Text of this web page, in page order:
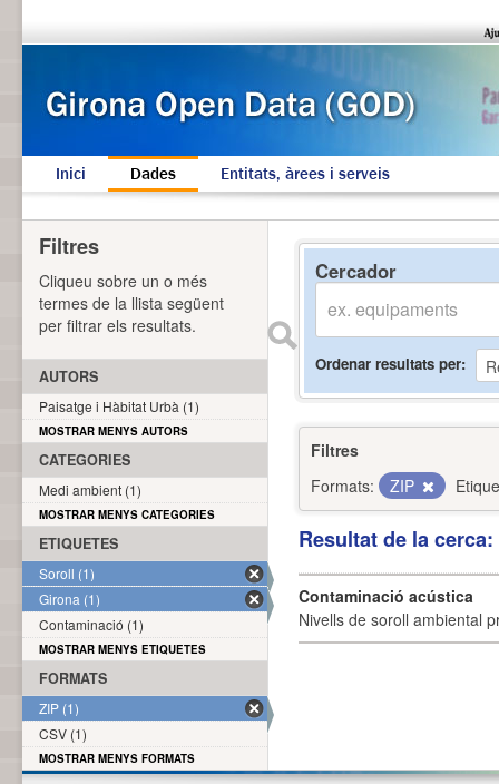
Inici Dades Entitats, àrees i serveis
Cercador
Ordenar resultats per
Filtres
Formats:
ZIP
Resultat de la
Contaminació acústica
Nivells de soroll ambiental
Filtres
Cliqueu sobre un o més
termes de la llista següent
per filtrar els resultats.
AUTORS
Paisatge i Hàbitat Urbà (1)
MOSTRAR MENYS AUTORS
CATEGORIES
Medi ambient (1)
MOSTRAR MENYS CATEGORIES
ETIQUETES
Soroll (1)
Girona (1)
Contaminació (1)
MOSTRAR MENYS ETIQUETES
FORMATS
ZIP (1)
CSV (1)
MOSTRAR MENYS FORMATS